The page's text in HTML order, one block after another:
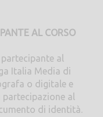
AL CORSO
al
Italia Media di
o digitale e
al
di identità.